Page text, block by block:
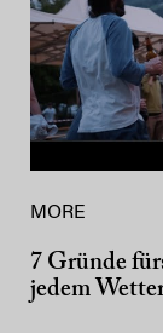
MORE
7 Gründe
jedem